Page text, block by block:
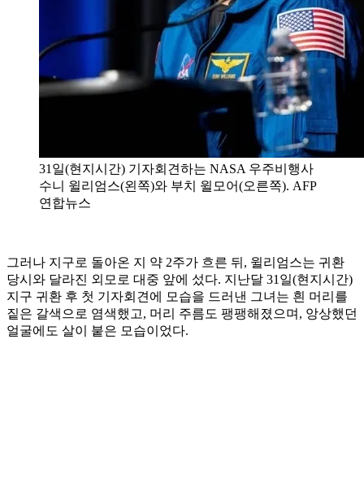
31일(현지시간) 기자회견하는 NASA 우주비행사
수니 윌리엄스(왼쪽)와 부치 윌모어(오른쪽). AFP
연합뉴스
그러나 지구로 돌아온 지 약 2주가 흐른 뒤, 윌리엄스는 귀환
당시와 달라진 외모로 대중 앞에 섰다. 지난달 31일(현지시간)
지구 귀환 후 첫 기자회견에 모습을 드러낸 그녀는 흰 머리를
짙은 갈색으로 염색했고, 머리 주름도 팽팽해졌으며, 앙상했던
얼굴에도 살이 붙은 모습이었다.